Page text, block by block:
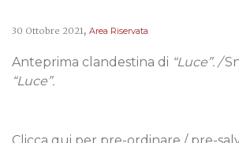
30 Ottobre 2021, Area Riservata
Anteprima clandestina di “Luce”. /
“Luce”.